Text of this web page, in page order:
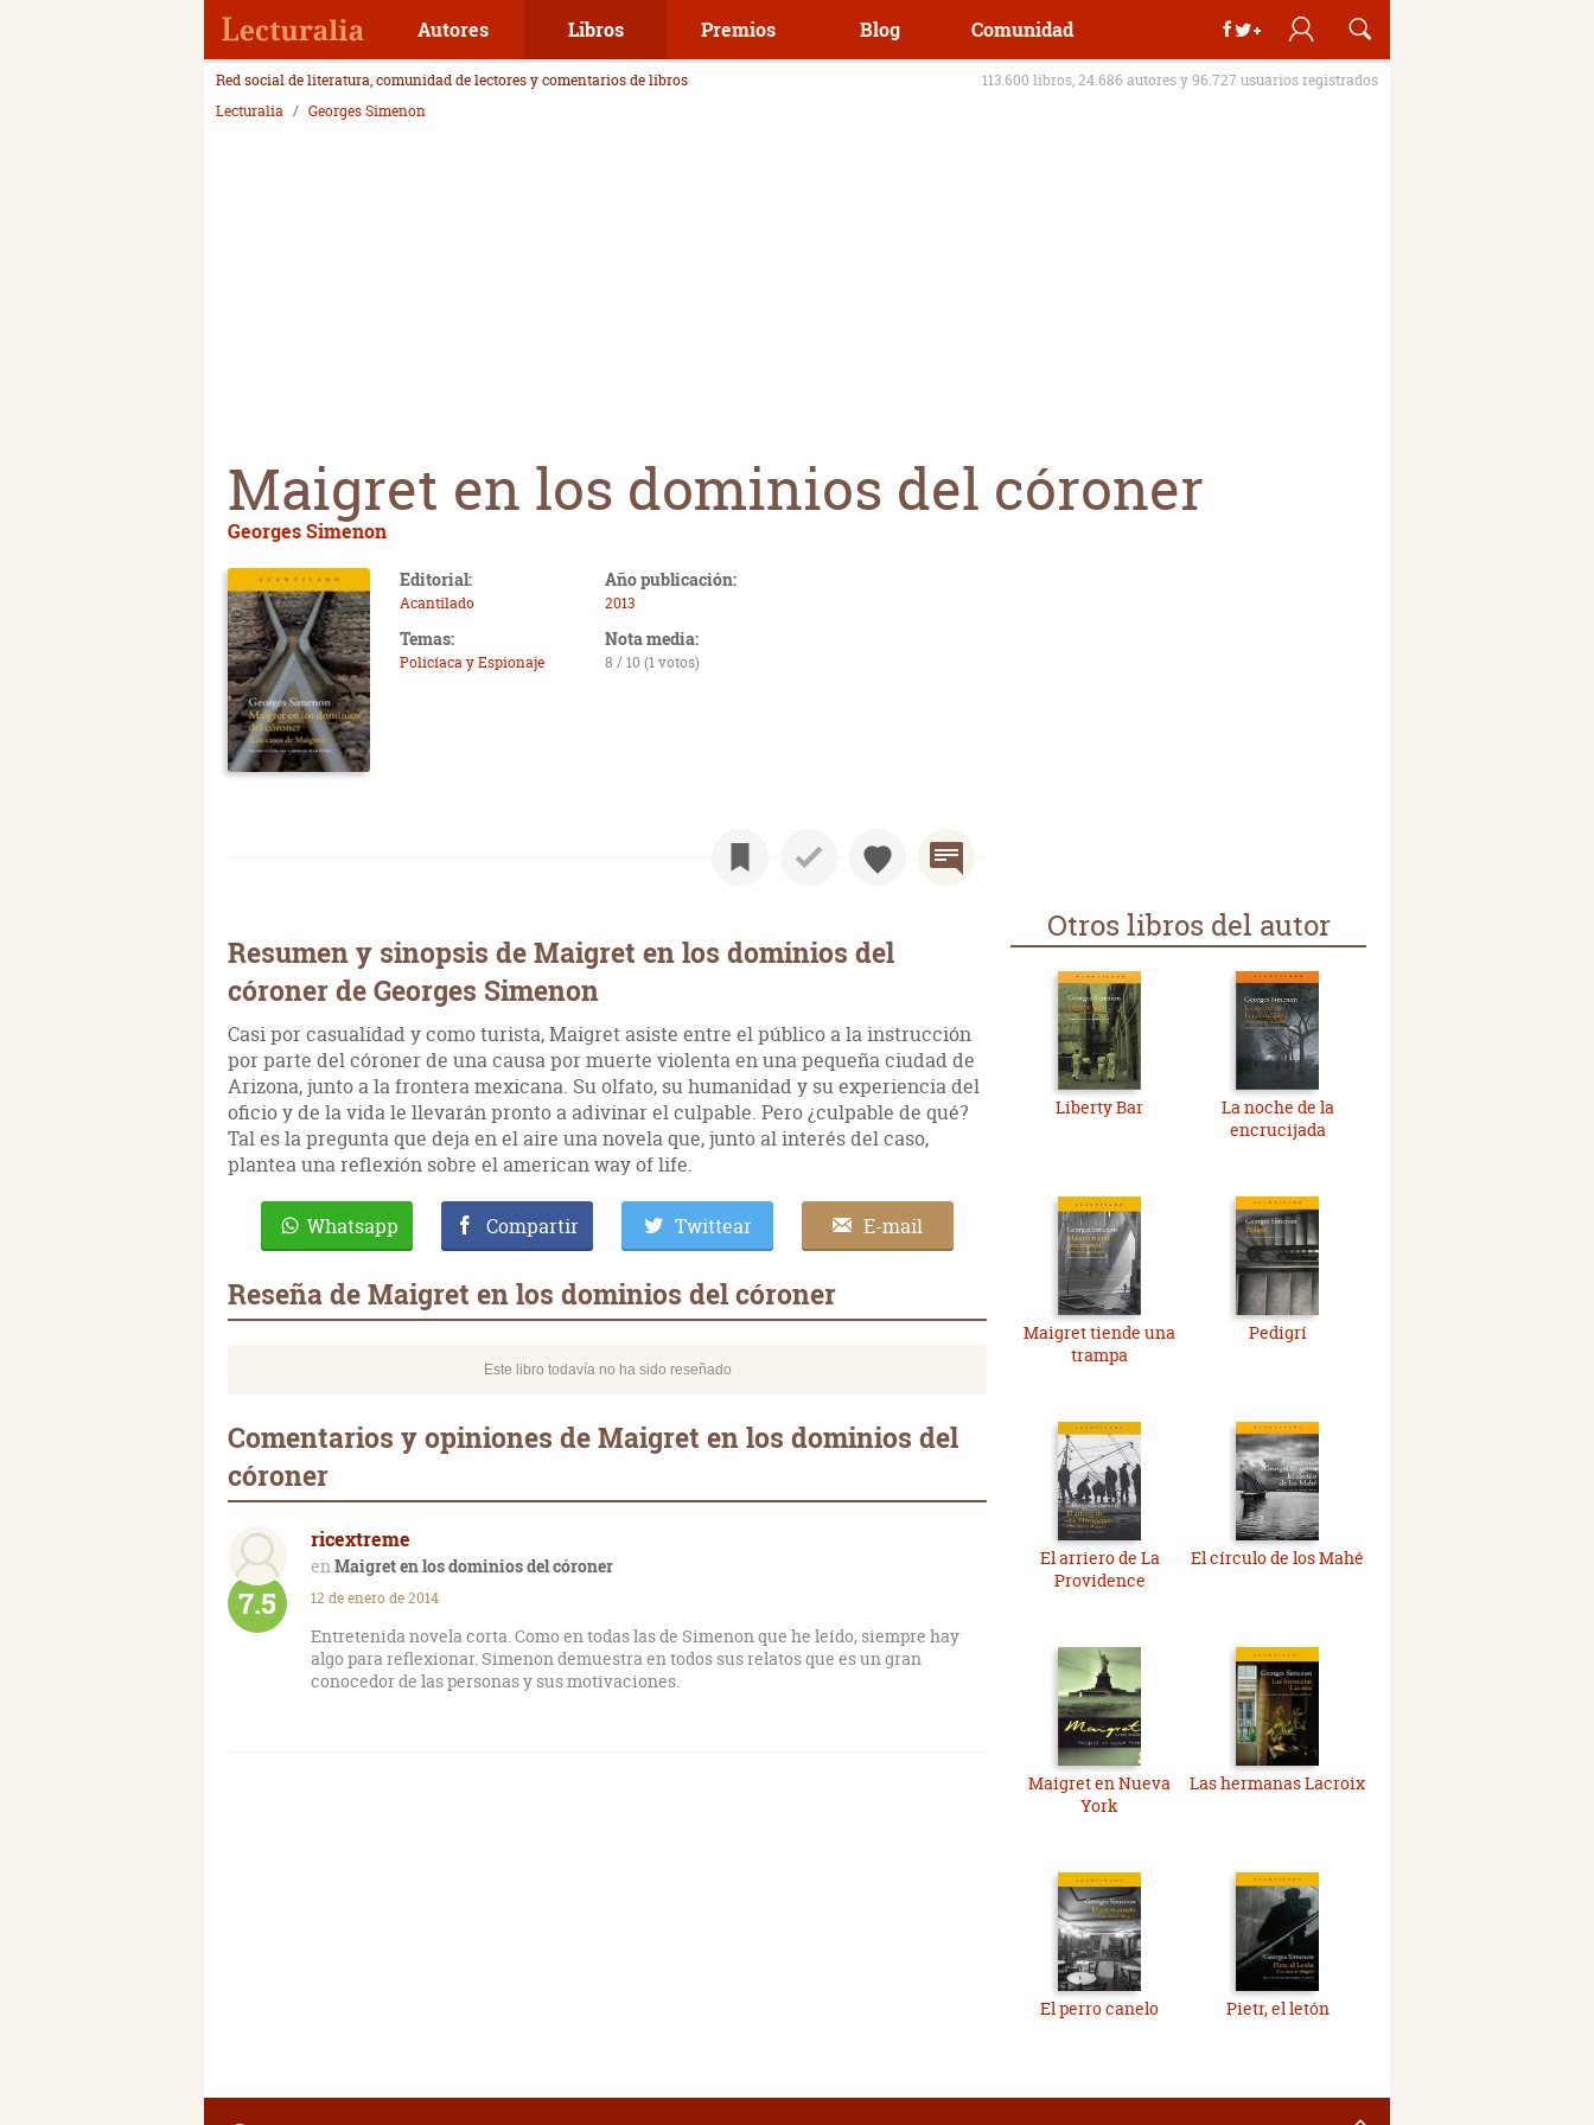
Autores Libros Premios Blog Comunidad
Red social de literatura, comunidad de lectores y comentarios de libros
113.600 libros, 24.686 autores y 96.727 usuarios registrados
Lecturalia
Georges Simenon
Maigret en los dominios del córoner
Georges Simenon
Editorial:
Acantilado
Año publicación:
2013
Temas:
Policíaca y Espionaje
Nota media:
8 / 10 (1 votos)
Resumen y sinopsis de Maigret en los dominios del
córoner de Georges Simenon
Casi por casualidad y como turista, Maigret asiste entre el público a la instrucción
por parte del córoner de una causa por muerte violenta en una pequeña ciudad de
Arizona, junto a la frontera mexicana. Su olfato, su humanidad y su experiencia del
oficio y de la vida le llevarán pronto a adivinar el culpable. Pero ¿culpable de qué?
Tal es la pregunta que deja en el aire una novela que, junto al interés del caso,
plantea una reflexión sobre el american way of life.
Whatsapp Compartir Twittear E-mail
Reseña de Maigret en los dominios del córoner
Este libro todavía no ha sido reseñado
Comentarios y opiniones de Maigret en los dominios del
córoner
ricextreme
Maigret en los dominios del córoner
7.5 12 de enero de 2014
Entretenida novela corta. Como en todas las de Simenon que he leído, siempre hay
algo para reflexionar. Simenon demuestra en todos sus relatos que es un gran
conocedor de las personas y sus motivaciones.
Otros libros del autor
Liberty Bar
La noche de la
encrucijada
Maigret tiende una
trampa
Pedigrí
El arriero de La
Providence
El círculo de los Mahé
Maigret en Nueva
York
Las hermanas Lacroix
El perro canelo Pietr, el letón